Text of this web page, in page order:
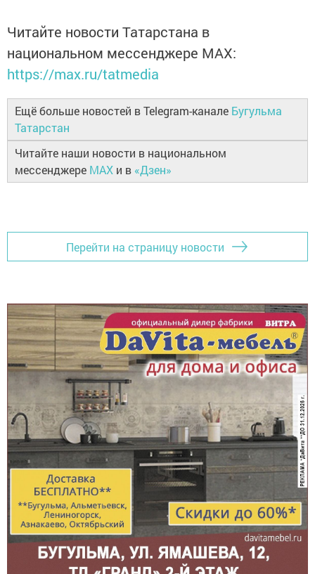
Читайте новости Татарстана в
национальном мессенджере MАХ:
https://max.ru/tatmedia
Ещё больше новостей в Telegram-канале Бугульма
Татарстан
Читайте наши новости в национальном
мессенджере MAX и в «Дзен»
Перейти на страницу новости